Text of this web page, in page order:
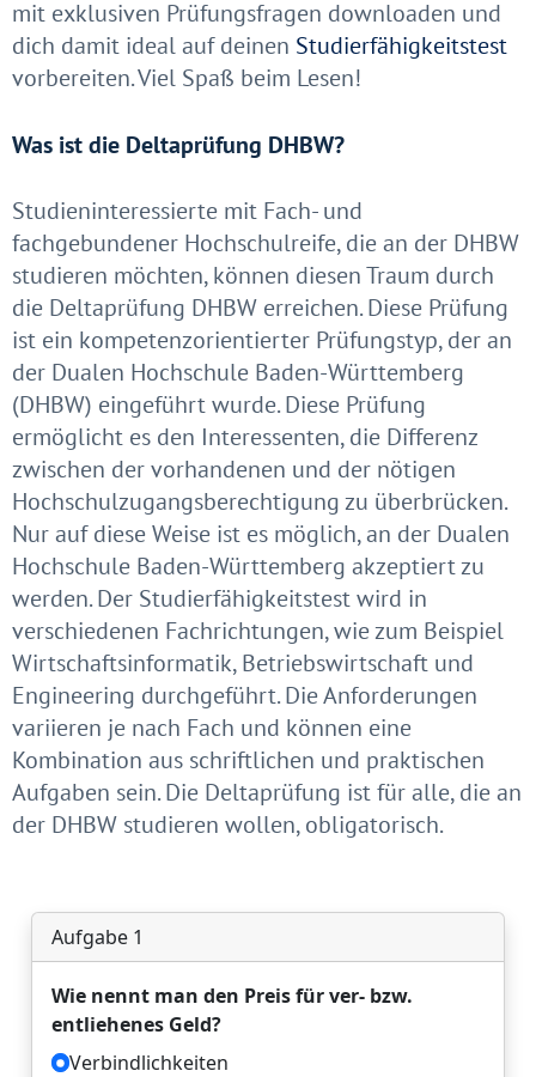
mit exklusiven Prüfungsfragen downloaden und
dich damit ideal auf deinen Studierfähigkeitstest
vorbereiten. Viel Spaß beim Lesen!
Was ist die Deltaprüfung DHBW?
Studieninteressierte mit Fach- und
fachgebundener Hochschulreife, die an der DHBW
studieren möchten, können diesen Traum durch
die Deltaprüfung DHBW erreichen. Diese Prüfung
ist ein kompetenzorientierter Prüfungstyp, der an
der Dualen Hochschule Baden-Württemberg
(DHBW) eingeführt wurde. Diese Prüfung
ermöglicht es den Interessenten, die Differenz
zwischen der vorhandenen und der nötigen
Hochschulzugangsberechtigung zu überbrücken.
Nur auf diese Weise ist es möglich, an der Dualen
Hochschule Baden-Württemberg akzeptiert zu
werden. Der Studierfähigkeitstest wird in
verschiedenen Fachrichtungen, wie zum Beispiel
Wirtschaftsinformatik, Betriebswirtschaft und
Engineering durchgeführt. Die Anforderungen
variieren je nach Fach und können eine
Kombination aus schriftlichen und praktischen
Aufgaben sein. Die Deltaprüfung ist für alle, die an
der DHBW studieren wollen, obligatorisch.